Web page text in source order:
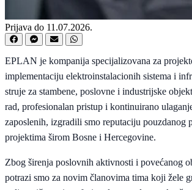
Prijava do 11.07.2026.
EPLAN je kompanija specijalizovana za
implementaciju elektroinstalacionih sistema i
struje za stambene, poslovne i industrijske
rad, profesionalan pristup i kontinuirano
zaposlenih, izgradili smo reputaciju pouzdanog
projektima širom Bosne i Hercegovine.
Zbog širenja poslovnih aktivnosti i povećanog
potrazi smo za novim članovima tima koji žele